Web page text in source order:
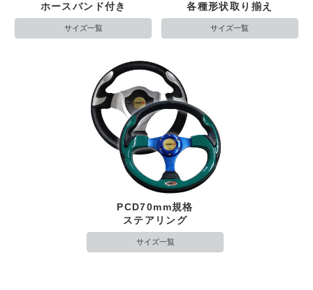
ホースバンド付き
サイズ一覧
各種形状取り揃え
サイズ一覧
PCD70mm規格
ステアリング
サイズ一覧